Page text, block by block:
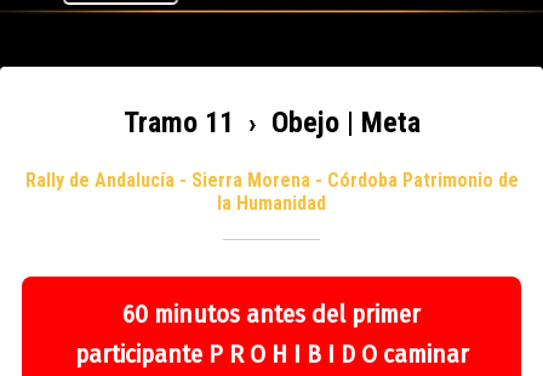
Tramo 11 › Obejo | Meta
Rally de Andalucía - Sierra Morena - Córdoba Patrimonio de
la Humanidad
60 minutos antes del primer
participante P R O H I B I D O caminar